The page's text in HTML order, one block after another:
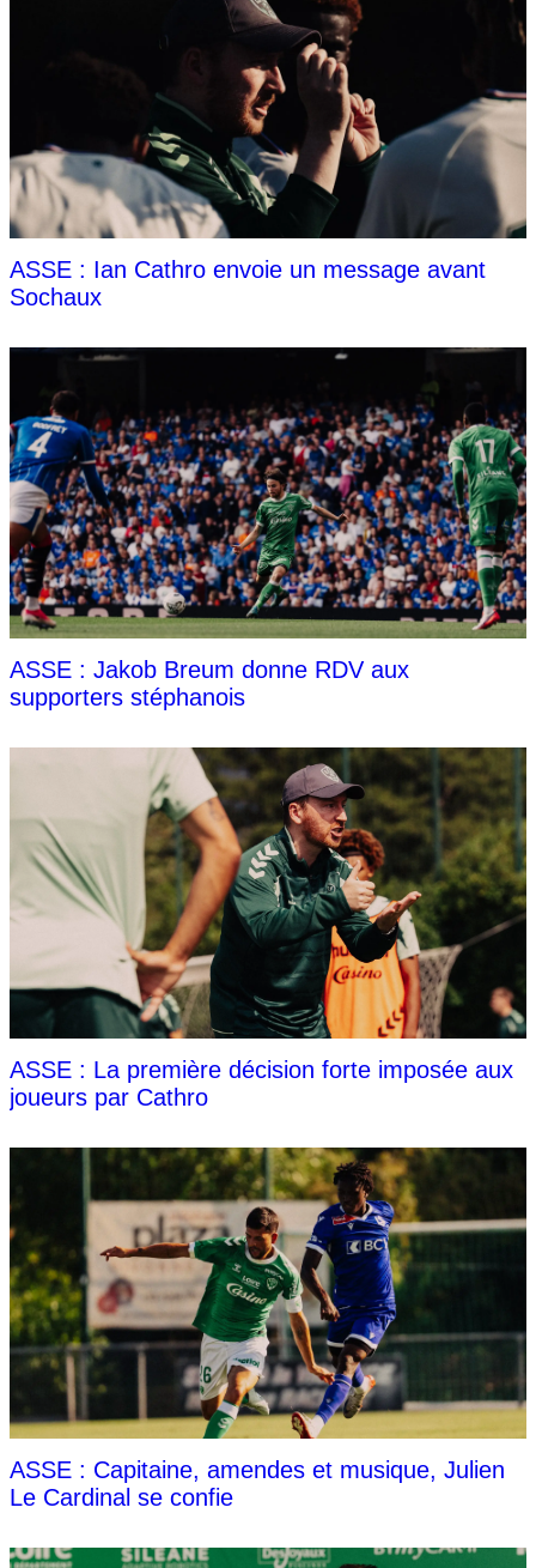
ASSE : Ian Cathro envoie un message avant
Sochaux
ASSE : Jakob Breum donne RDV aux
supporters stéphanois
ASSE : La première décision forte imposée aux
joueurs par Cathro
ASSE : Capitaine, amendes et musique, Julien
Le Cardinal se confie